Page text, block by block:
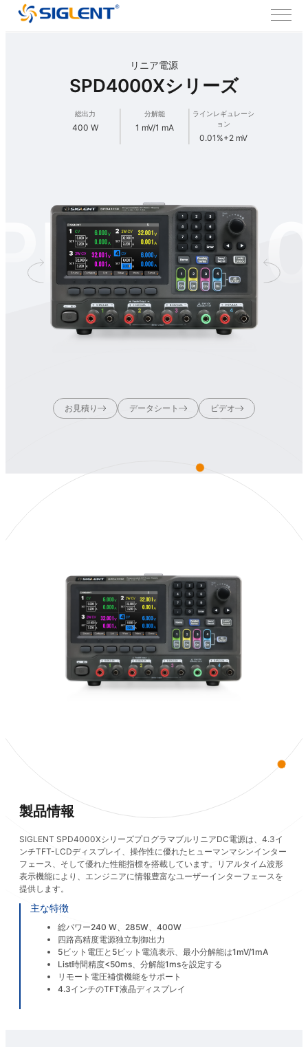
リニア電源
SPD4000Xシリーズ
総出力
400 W
分解能
1 mV/1 mA
ラインレギュレーシ
ョン
0.01%+2 mV
お見積り データシート ビデオ
製品情報
SIGLENT SPD4000XシリーズプログラマブルリニアDC電源は、4.3イ
ンチTFT-LCDディスプレイ、操作性に優れたヒューマンマシンインター
フェース、そして優れた性能指標を搭載しています。リアルタイム波形
表示機能により、エンジニアに情報豊富なユーザーインターフェースを
提供します。
主な特徴
総パワー240 W、285W、400W
四路高精度電源独立制御出力
5ビット電圧と5ビット電流表示、最小分解能は1mV/1mA
List時間精度<50ms、分解能1msを設定する
リモート電圧補償機能をサポート
4.3インチのTFT液晶ディスプレイ